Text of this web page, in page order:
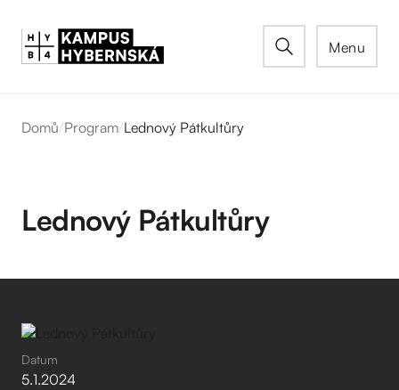
Menu
Domů/Program/Lednový Pátkultůry
Lednový Pátkultůry
Datum
5.1.2024